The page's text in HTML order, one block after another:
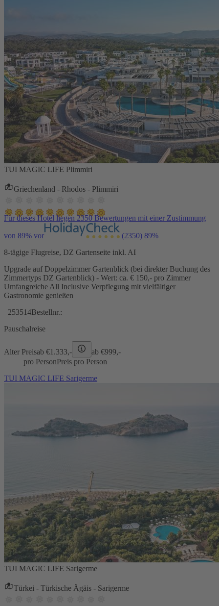
TUI MAGIC LIFE Plimmiri
Griechenland - Rhodos - Plimmiri
Für dieses Hotel liegen 2350 Bewertungen mit einer Zustimmung
von 89% vor (2350) 89%
8-tägige Flugreise, DZ Gartenseite inkl. AI
Upgrade auf Doppelzimmer Gartenblick (bei direkter Buchung des
Zimmertyps DZ Gartenblick) - Wert: ca. € 150,- pro Zimmer
Umfangreiche All Inclusive Verpflegung mit vielfältiger
Gastronomie genießen
253514Bestellnr.:
Pauschalreise
Alter Preisab €1.333,- ab €999,-
pro PersonPreis pro Person
TUI MAGIC LIFE Sarigerme
TUI MAGIC LIFE Sarigerme
Türkei - Türkische Ägäis - Sarigerme